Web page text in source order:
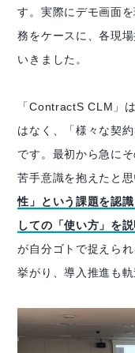
す。実際にデモ画面
務をケースに、各現
いきました。
「ContractS CLM」
はなく、「様々な契
です。最初から急に
苦手意識を抱えたと思
性」という課題を認
しての「使い方」を説
が自分ゴトで捉えら
挙がり、導入推進も